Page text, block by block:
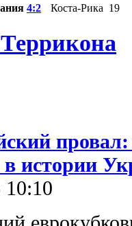
4:2 Коста-Рика 19
истории
10:10